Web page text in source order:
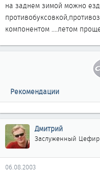
на заднем зимой можно
компонентом ....летом
Рекомендации
Дмитрий
Заслуженный
06.08.2003